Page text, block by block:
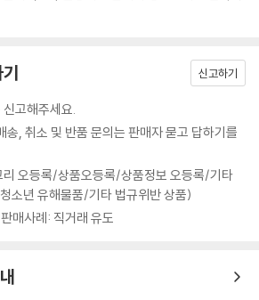
어려운 대로…… 그런 시간들이 쌓여서 점점 더
를 사랑하는 당신의 성장에 이 책이 조금이나
신고하기
고해주세요.
송, 취소 및 반품 문의는 판매자 묻고 답하기를
오등록/상품오등록/상품정보 오등록/기타
소년 유해물품/기타 법규위반 상품)
매사례: 직거래 유도